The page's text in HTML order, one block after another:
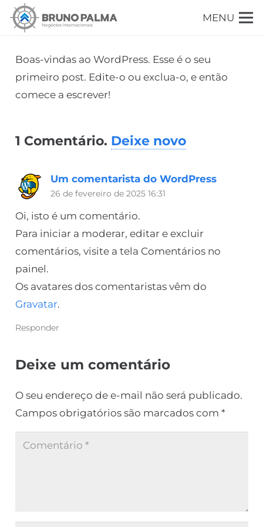
MENU
Boas-vindas ao WordPress. Esse é o seu
primeiro post. Edite-o ou exclua-o, e então
comece a escrever!
1 Comentário. Deixe novo
Um comentarista do WordPress
26 de fevereiro de 2025 16:31
Oi, isto é um comentário.
Para iniciar a moderar, editar e excluir
comentários, visite a tela Comentários no
painel.
Os avatares dos comentaristas vêm do
Gravatar.
Responder
Deixe um comentário
O seu endereço de e-mail não será publicado.
Campos obrigatórios são marcados com *